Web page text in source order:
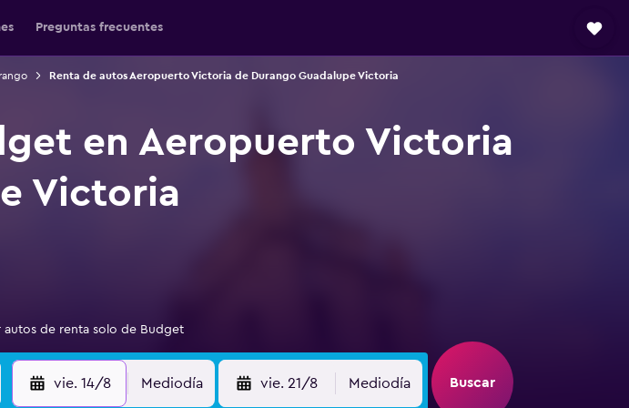
Preguntas frecuentes
Renta de autos Aeropuerto Victoria de Durango Guadalupe Victoria
en Aeropuerto Victoria
Victoria
autos de renta solo de Budget
vie. 14/8 Mediodía vie. 21/8 Mediodía Buscar